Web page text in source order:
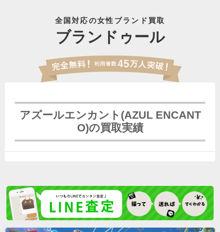
全国対応の女性ブランド買取
ブランドゥール
アズールエンカント(AZUL ENCANT
O)の買取実績